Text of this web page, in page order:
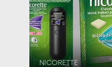
NICORETTE